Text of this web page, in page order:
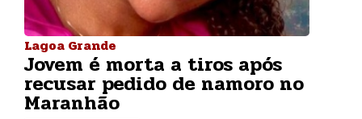
Lagoa Grande
Jovem é morta a tiros após
recusar pedido de namoro no
Maranhão